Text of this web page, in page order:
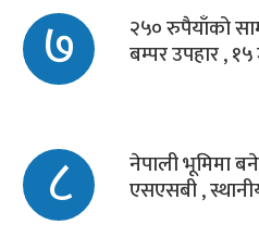
७ २५० रुपैयाँको
बम्पर उपहार ,
८ नेपाली भूमिमा
एसएसबी ,